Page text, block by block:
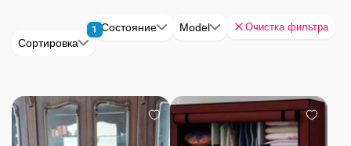
Сортировка
1 Состояние Model Очистка фильтра